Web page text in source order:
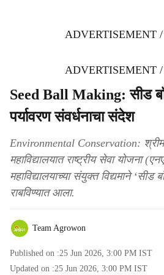
ADVERTISEMENT
ADVERTISEMENT
Seed Ball Making: सीड
पर्यावरण संवर्धनाचा संदेश
Environmental Conservation:
महाविद्यालयात राष्ट्रीय सेवा योजना
महाविद्यालयाच्या संयुक्त विद्यमाने ‘सीड
राबविण्यात आला.
Team Agrowon
Published on :25 Jun 2026, 3:00 PM IST
Updated on :25 Jun 2026, 3:00 PM IST